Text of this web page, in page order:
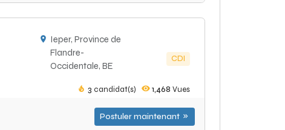
Ieper, Province de
Flandre-
Occidentale, BE
CDI
3 candidat(s) 1,468 Vues
Postuler maintenant